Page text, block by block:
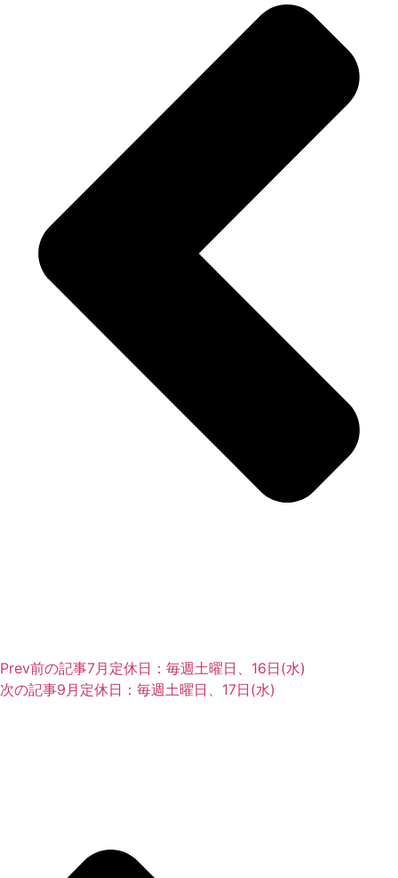
Prev前の記事7月定休日：毎週土曜日、16日(水)
次の記事9月定休日：毎週土曜日、17日(水)